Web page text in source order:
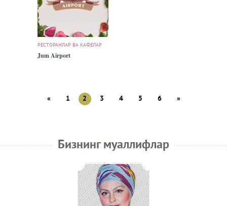
РЕСТОРАНЛАР ВА КАФЕЛАР
Jum Airport
« 1 2 3 4 5 6 »
Бизнинг муаллифлар